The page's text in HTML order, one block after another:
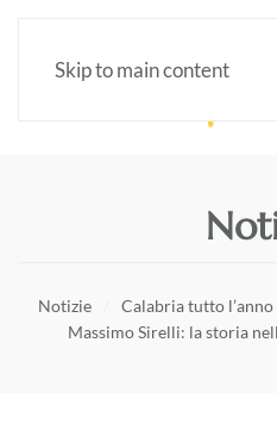
Skip to main content
Notizie Calabria tutto l’anno
Massimo Sirelli: la storia